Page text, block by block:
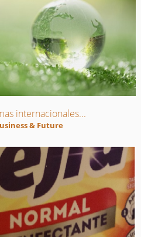
internacionales...
& Future